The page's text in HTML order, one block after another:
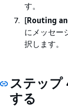
す。
[Routing
にメッセー
択します。
ステップ
する